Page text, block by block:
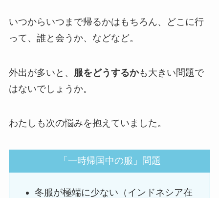
いつからいつまで帰るかはもちろん、どこに行
って、誰と会うか、などなど。
外出が多いと、 服をどうするかも大きい問題で
はないでしょうか。
わたしも次の悩みを抱えていました。
「一時帰国中の服」問題
冬服が極端に少ない（インドネシア在